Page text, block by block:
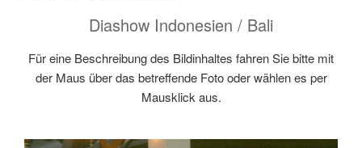
Diashow Indonesien / Bali
Für eine Beschreibung des Bildinhaltes fahren Sie bitte mit
der Maus über das betreffende Foto oder wählen es per
Mausklick aus.